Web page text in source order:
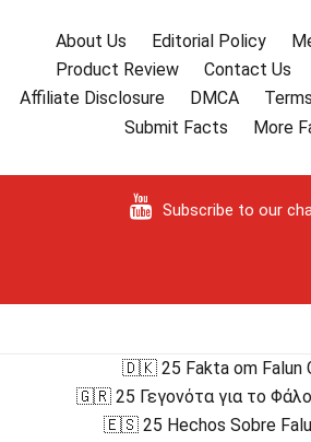
About Us Editorial Policy
Product Review
Contact Us
Affiliate Disclosure
DMCA Terms
Submit Facts
More
Subscribe to our
🇩🇰 25 Fakta om Falun
🇬🇷 25 Γεγονότα για το
🇪🇸 25 Hechos Sobre